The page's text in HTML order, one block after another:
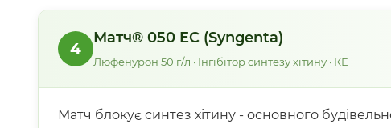
4
Матч® 050 EC (Syngenta)
Люфенурон 50 г/л · Інгібітор синтезу хітину · КЕ
Матч блокує синтез хітину - основного